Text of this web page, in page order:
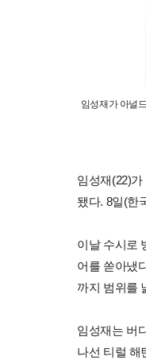
임성재가 아널
임성재(22)
됐다. 8일(한
이날 수시로
어를 쏟아냈
까지 범위를
임성재는 버
나선 티럴 해